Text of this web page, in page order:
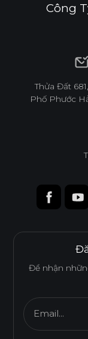
Công
Thửa Đất
Phố Phước
Để nhận
Email...